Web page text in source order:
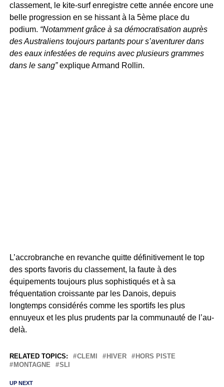
classement, le kite-surf enregistre cette année encore une
belle progression en se hissant à la 5ème place du
podium. “Notamment grâce à sa démocratisation auprès
des Australiens toujours partants pour s’aventurer dans
des eaux infestées de requins avec plusieurs grammes
dans le sang”explique Armand Rollin.
L’accrobranche en revanche quitte définitivement le top
des sports favoris du classement, la faute à des
équipements toujours plus sophistiqués et à sa
fréquentation croissante par les Danois, depuis
longtemps considérés comme les sportifs les plus
ennuyeux et les plus prudents par la communauté de l’au-
delà.
RELATED TOPICS: CLEMI HIVER
HORS PISTE
MONTAGNE
SLI
UP NEXT